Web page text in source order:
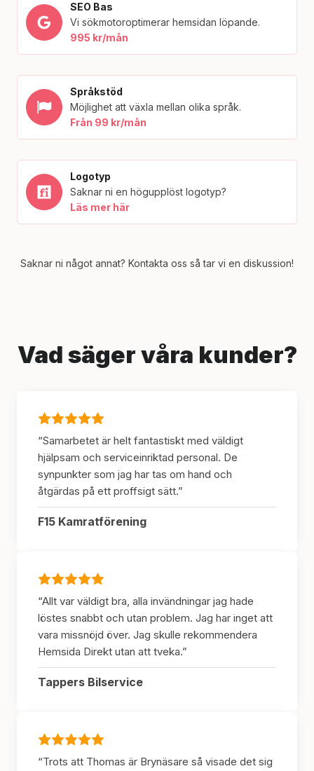
SEO Bas
Vi sökmotoroptimerar hemsidan löpande.
995 kr/mån
Språkstöd
Möjlighet att växla mellan olika språk.
Från 99 kr/mån
Logotyp
Saknar ni en högupplöst logotyp?
Läs mer här
Saknar ni något annat? Kontakta oss så tar vi en diskussion!
Vad säger våra kunder?
“Samarbetet är helt fantastiskt med väldigt
hjälpsam och serviceinriktad personal. De
synpunkter som jag har tas om hand och
åtgärdas på ett proffsigt sätt.”
F15 Kamratförening
“Allt var väldigt bra, alla invändningar jag hade
löstes snabbt och utan problem. Jag har inget att
vara missnöjd över. Jag skulle rekommendera
Hemsida Direkt utan att tveka.”
Tappers Bilservice
“Trots att Thomas är Brynäsare så visade det sig